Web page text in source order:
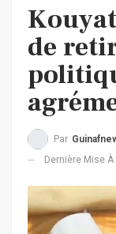
de
Par
Dernière Mise